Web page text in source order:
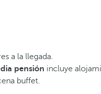
a la llegada.
pensión incluye
buffet.